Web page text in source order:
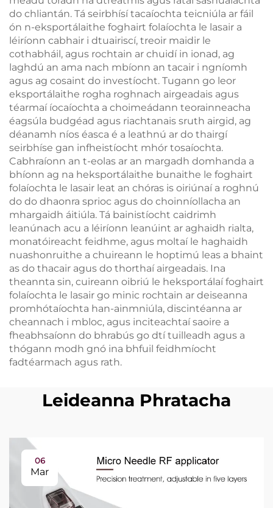
do chliantán. Tá seirbhísí tacaíochta teicniúla ar fáil
ón n-eksportálaithe foghairt folaíochta le lasair a
léiríonn cabhair i dtuairiscí, treoir maidir le
cothabháil, agus rochtain ar chuidí in ionad, ag
laghdú an ama nach mbíonn an tacair i ngníomh
agus ag cosaint do investíocht. Tugann go leor
eksportálaithe rogha roghnach airgeadais agus
téarmaí íocaíochta a choimeádann teorainneacha
éagsúla budgéad agus riachtanais sruth airgid, ag
déanamh níos éasca é a leathnú ar do thairgí
seirbhíse gan infheistíocht mhór tosaíochta.
Cabhraíonn an t-eolas ar an margadh domhanda a
bhíonn ag na heksportálaithe bunaithe le foghairt
folaíochta le lasair leat an chóras is oiriúnaí a roghnú
do do dhaonra sprioc agus do choinníollacha an
mhargaidh áitiúla. Tá bainistíocht caidrimh
leanúnach acu a léiríonn leanúint ar aghaidh rialta,
monatóireacht feidhme, agus moltaí le haghaidh
nuashonruithe a chuireann le hoptimú leas a bhaint
as do thacair agus do thorthaí airgeadais. Ina
theannta sin, cuireann oibriú le heksportálaí foghairt
folaíochta le lasair go minic rochtain ar deiseanna
promhótaíochta han-ainmniúla, discintéanna ar
cheannach i mbloc, agus inciteachtaí saoire a
fheabhsaíonn do bhrabús go dtí tuilleadh agus a
thógann modh gnó ina bhfuil feidhmíocht
fadtéarmach agus rath.
Leideanna Phratacha
06
Mar